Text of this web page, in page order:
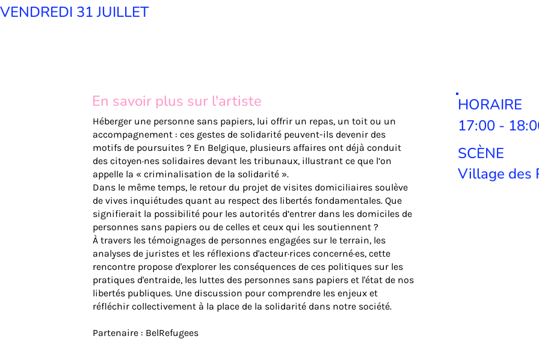
VENDREDI 31 JUILLET
En savoir plus sur l'artiste
Héberger une personne sans papiers, lui offrir un repas, un toit ou un
accompagnement : ces gestes de solidarité peuvent-ils devenir des
motifs de poursuites ? En Belgique, plusieurs affaires ont déjà conduit
des citoyen·nes solidaires devant les tribunaux, illustrant ce que l’on
appelle la « criminalisation de la solidarité ».
Dans le même temps, le retour du projet de visites domiciliaires soulève
de vives inquiétudes quant au respect des libertés fondamentales. Que
signifierait la possibilité pour les autorités d’entrer dans les domiciles de
personnes sans papiers ou de celles et ceux qui les soutiennent ?
À travers les témoignages de personnes engagées sur le terrain, les
analyses de juristes et les réflexions d'acteur·rices concerné·es, cette
rencontre propose d'explorer les conséquences de ces politiques sur les
pratiques d'entraide, les luttes des personnes sans papiers et l'état de nos
libertés publiques. Une discussion pour comprendre les enjeux et
réfléchir collectivement à la place de la solidarité dans notre société.
Partenaire : BelRefugees
HORAIRE
17:00 -
SCÈNE
Village des